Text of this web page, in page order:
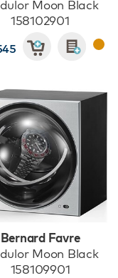
Moon Black
158102901
Bernard Favre
Moon Black
158109901